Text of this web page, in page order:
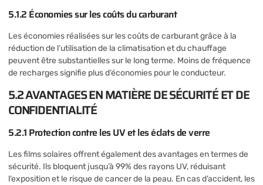
5.1.2 Économies sur les coûts du carburant
Les économies réalisées sur les coûts de carburant grâce à la
réduction de l’utilisation de la climatisation et du chauffage
peuvent être substantielles sur le long terme. Moins de fréquence
de recharges signifie plus d’économies pour le conducteur.
5.2 AVANTAGES EN MATIÈRE DE SÉCURITÉ ET DE
CONFIDENTIALITÉ
5.2.1 Protection contre les UV et les éclats de verre
Les films solaires offrent également des avantages en termes de
sécurité. Ils bloquent jusqu’à 99% des rayons UV, réduisant
l’exposition et le risque de cancer de la peau. En cas d’accident, les